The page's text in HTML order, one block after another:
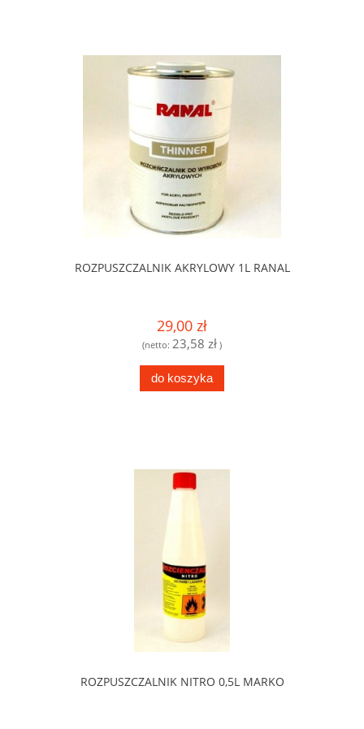
ROZPUSZCZALNIK AKRYLOWY 1L RANAL
29,00 zł
(netto: 23,58 zł )
do koszyka
ROZPUSZCZALNIK NITRO 0,5L MARKO